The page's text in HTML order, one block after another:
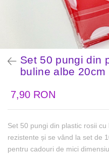
Set 50 pungi din
buline albe 20cm
7,90 RON
Set 50 pungi din plastic rosii cu
rezistente și se vând la set de
pentru cadouri de mici